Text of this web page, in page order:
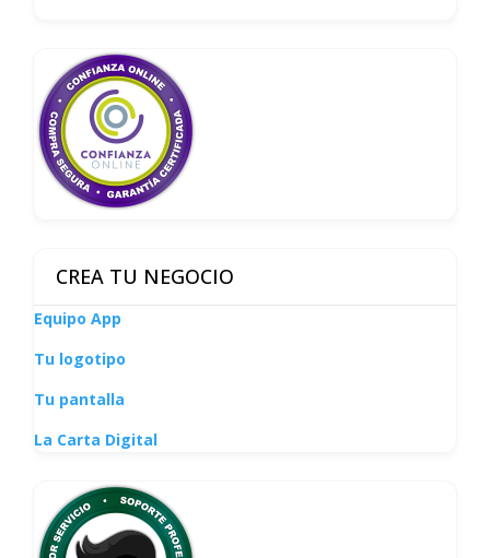
CREA TU NEGOCIO
Equipo App
Tu logotipo
Tu pantalla
La Carta Digital